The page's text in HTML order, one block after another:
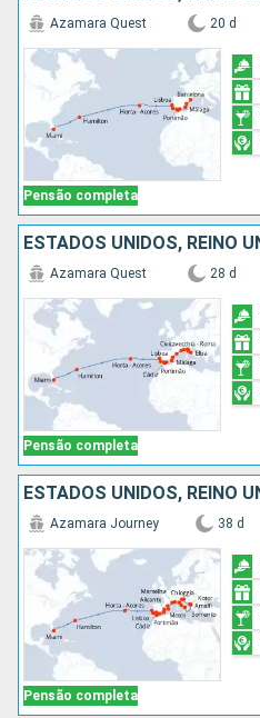
Pensão completa
Azamara Quest 20 d
Pensão completa
Azamara Quest 28 d
Pensão completa
Azamara Journey 38 d